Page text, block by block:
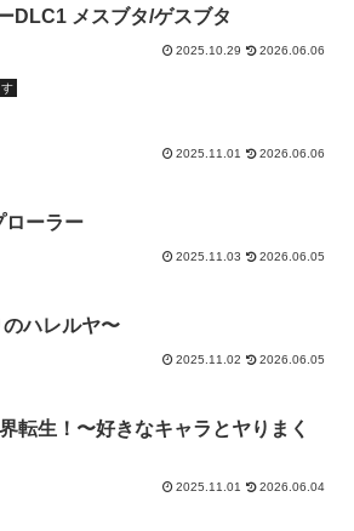
DLC1 メスブタ/ゲスブタ
2025.10.29 2026.06.06
2025.11.01 2026.06.06
ローラー
2025.11.03 2026.06.05
ハレルヤ〜
2025.11.02 2026.06.05
転生！〜好きなキャラとヤりまく
2025.11.01 2026.06.04